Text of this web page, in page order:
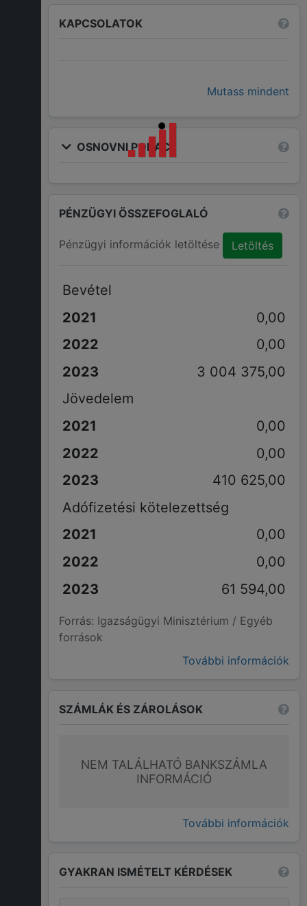
KAPCSOLATOK
Mutass mindent
OSNOVNI PODACI
PÉNZÜGYI ÖSSZEFOGLALÓ
Pénzügyi információk letöltése Letöltés
Bevétel
0,00
0,00
3 004 375,00
Jövedelem
0,00
0,00
410 625,00
Adófizetési kötelezettség
0,00
0,00
61 594,00
Forrás: Igazságügyi Minisztérium / Egyéb
források
További információk
SZÁMLÁK ÉS ZÁROLÁSOK
NEM TALÁLHATÓ BANKSZÁMLA
INFORMÁCIÓ
További információk
GYAKRAN ISMÉTELT KÉRDÉSEK